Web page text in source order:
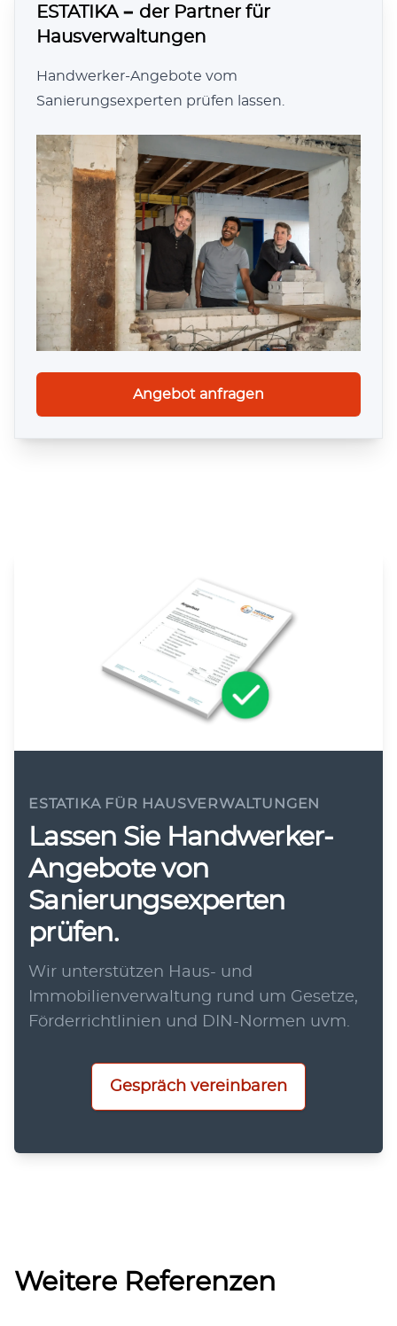
Gründungsjahr
2019
erfolgreiche Projekte
2.250+
ESTATIKA − der Partner für
Hausverwaltungen
Handwerker-Angebote vom
Sanierungsexperten prüfen lassen.
Angebot anfragen
ESTATIKA FÜR HAUSVERWALTUNGEN
Lassen Sie Handwerker-
Angebote von
Sanierungsexperten
prüfen.
Wir unterstützen Haus- und
Immobilienverwaltung rund um Gesetze,
Förderrichtlinien und DIN-Normen uvm.
Gespräch vereinbaren
Weitere Referenzen